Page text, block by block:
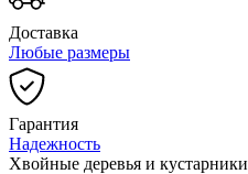
Доставка
Любые размеры
Гарантия
Надежность
Хвойные деревья и кустарники